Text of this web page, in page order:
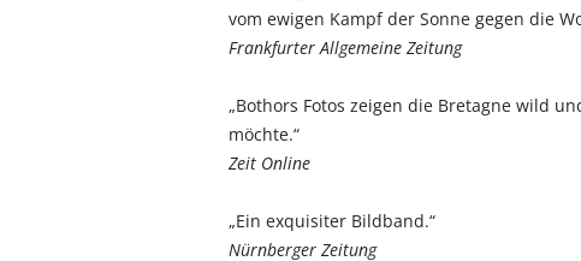
vom ewigen Kampf der Sonne gegen die
Frankfurter Allgemeine Zeitung
„Bothors Fotos zeigen die Bretagne wild
möchte.“
Zeit Online
„Ein exquisiter Bildband.“
Nürnberger Zeitung